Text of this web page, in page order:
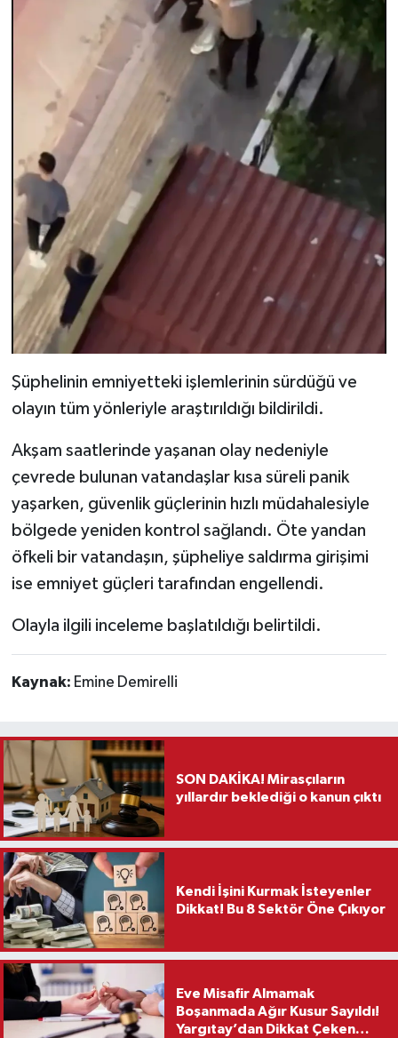
Şüphelinin emniyetteki işlemlerinin sürdüğü ve
olayın tüm yönleriyle araştırıldığı bildirildi.
Akşam saatlerinde yaşanan olay nedeniyle
çevrede bulunan vatandaşlar kısa süreli panik
yaşarken, güvenlik güçlerinin hızlı müdahalesiyle
bölgede yeniden kontrol sağlandı. Öte yandan
öfkeli bir vatandaşın, şüpheliye saldırma girişimi
ise emniyet güçleri tarafından engellendi.
Olayla ilgili inceleme başlatıldığı belirtildi.
Kaynak: Emine Demirelli
SON DAKİKA! Mirasçıların
yıllardır beklediği o kanun çıktı
Kendi İşini Kurmak İsteyenler
Dikkat! Bu 8 Sektör Öne Çıkıyor
Eve Misafir Almamak
Boşanmada Ağır Kusur Sayıldı!
Yargıtay’dan Dikkat Çeken